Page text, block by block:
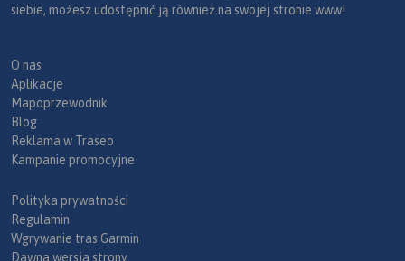
siebie, możesz udostępnić ją również na swojej stronie www!
O nas
Aplikacje
Mapoprzewodnik
Blog
Reklama w Traseo
Kampanie promocyjne
Polityka prywatności
Regulamin
Wgrywanie tras Garmin
Dawna wersja strony